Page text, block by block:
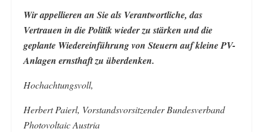
Wir appellieren an Sie als Verantwortliche, das
Vertrauen in die Politik wieder zu stärken und die
geplante Wiedereinführung von Steuern auf kleine PV-
Anlagen ernsthaft zu überdenken.
Hochachtungsvoll,
Herbert Paierl, Vorstandsvorsitzender Bundesverband
Photovoltaic Austria